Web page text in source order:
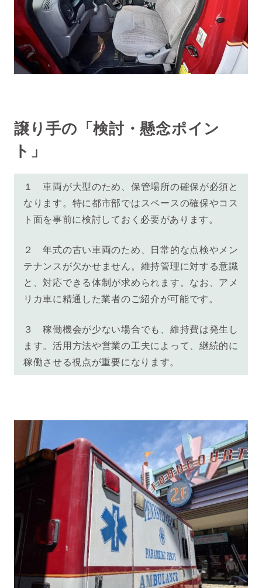
譲り手の「検討・懸念ポイン
ト」
１ 車両が大型のため、保管場所の確保が必須と
なります。特に都市部ではスペースの確保やコス
ト面を事前に検討しておく必要があります。
２ 年式の古い車両のため、日常的な点検やメン
テナンスが欠かせません。維持管理に対する意識
と、対応できる体制が求められます。なお、アメ
リカ車に精通した業者のご紹介が可能です。
３ 稼働機会が少ない場合でも、維持費は発生し
ます。活用方法や営業の工夫によって、継続的に
稼働させる視点が重要になります。